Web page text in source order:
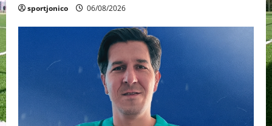
sportjonico 06/08/2026